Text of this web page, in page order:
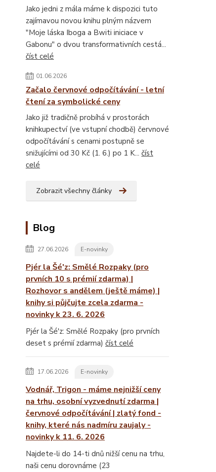
Jako jedni z mála máme k dispozici tuto
zajímavou novou knihu plným názvem
"Moje láska Iboga a Bwiti iniciace v
Gabonu" o dvou transformativních cestá...
číst celé
01.06.2026
Začalo červnové odpočítávání - letní
čtení za symbolické ceny
Jako již tradičně probíhá v prostorách
knihkupectví (ve vstupní chodbě) červnové
odpočítávání s cenami postupně se
snižujícími od 30 Kč (1. 6.) po 1 K... číst
celé
Zobrazit všechny články
Blog
27.06.2026 E-novinky
Pjér la Šé'z: Smělé Rozpaky (pro
prvních 10 s prémií zdarma) |
Rozhovor s andělem (ještě máme) |
knihy si půjčujte zcela zdarma -
novinky k 23. 6. 2026
Pjér la Šé'z: Smělé Rozpaky (pro prvních
deset s prémií zdarma) číst celé
17.06.2026 E-novinky
Vodnář, Trigon - máme nejnižší ceny
na trhu, osobní vyzvednutí zdarma |
červnové odpočítávání | zlatý fond -
knihy, které nás nadmíru zaujaly -
novinky k 11. 6. 2026
Najdete-li do 14-ti dnů nižší cenu na trhu,
naši cenu dorovnáme (23